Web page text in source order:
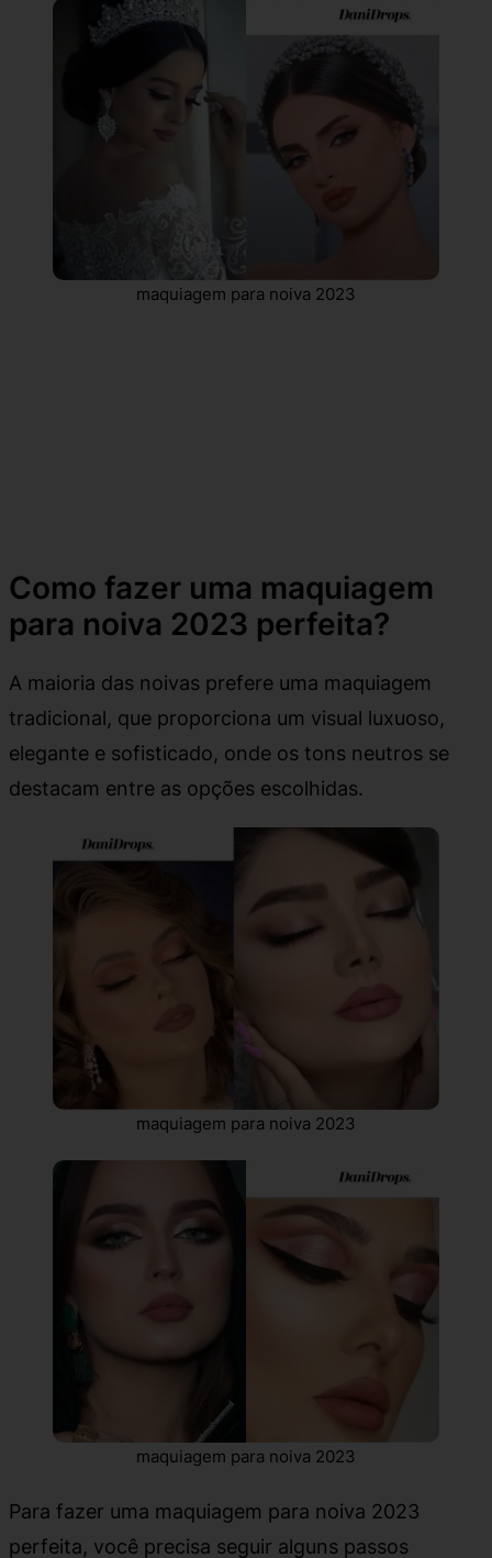
maquiagem para noiva 2023
Como fazer uma maquiagem
para noiva 2023 perfeita?
A maioria das noivas prefere uma maquiagem
tradicional, que proporciona um visual luxuoso,
elegante e sofisticado, onde os tons neutros se
destacam entre as opções escolhidas.
maquiagem para noiva 2023
maquiagem para noiva 2023
Para fazer uma maquiagem para noiva 2023
perfeita, você precisa seguir alguns passos